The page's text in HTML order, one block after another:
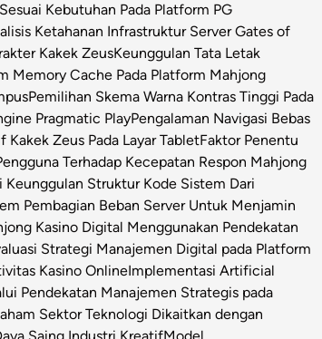
Kebutuhan Pada Platform PG
Ketahanan Infrastruktur Server Gates of
Kakek ZeusKeunggulan Tata Letak
Memory Cache Pada Platform Mahjong
Pemilihan Skema Warna Kontras Tinggi Pada
Pragmatic PlayPengalaman Navigasi Bebas
Zeus Pada Layar TabletFaktor Penentu
Terhadap Kecepatan Respon Mahjong
Keunggulan Struktur Kode Sistem Dari
Pembagian Beban Server Untuk Menjamin
Kasino Digital Menggunakan Pendekatan
Strategi Manajemen Digital pada Platform
Kasino OnlineImplementasi Artificial
Pendekatan Manajemen Strategis pada
Sektor Teknologi Dikaitkan dengan